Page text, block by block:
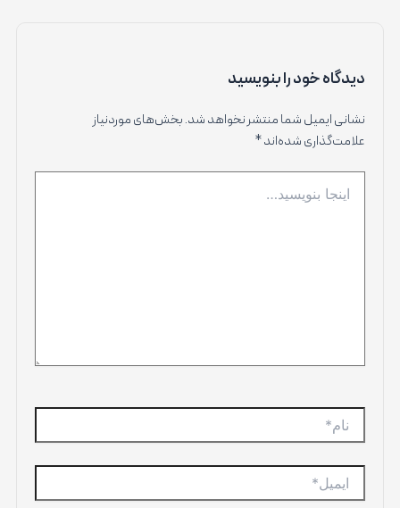
دیدگاه‌ خود را بنویسید
نشانی ایمیل شما منتشر نخواهد شد.بخش‌های موردنیاز
علامت‌گذاری شده‌اند*
اینجا
بنویسید…
نام*
ایمیل*